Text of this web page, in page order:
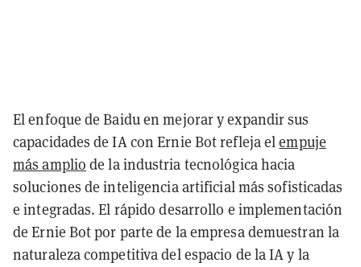
El enfoque de Baidu en mejorar y expandir sus
capacidades de IA con Ernie Bot refleja elempuje
más amplio de la industria tecnológica hacia
soluciones de inteligencia artificial más sofisticadas
e integradas. El rápido desarrollo e implementación
de Ernie Bot por parte de la empresa demuestran la
naturaleza competitiva del espacio de la IA y la